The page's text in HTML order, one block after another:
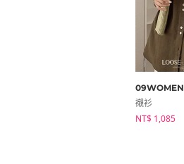
09WOMEN
襯衫
NT$ 1,085